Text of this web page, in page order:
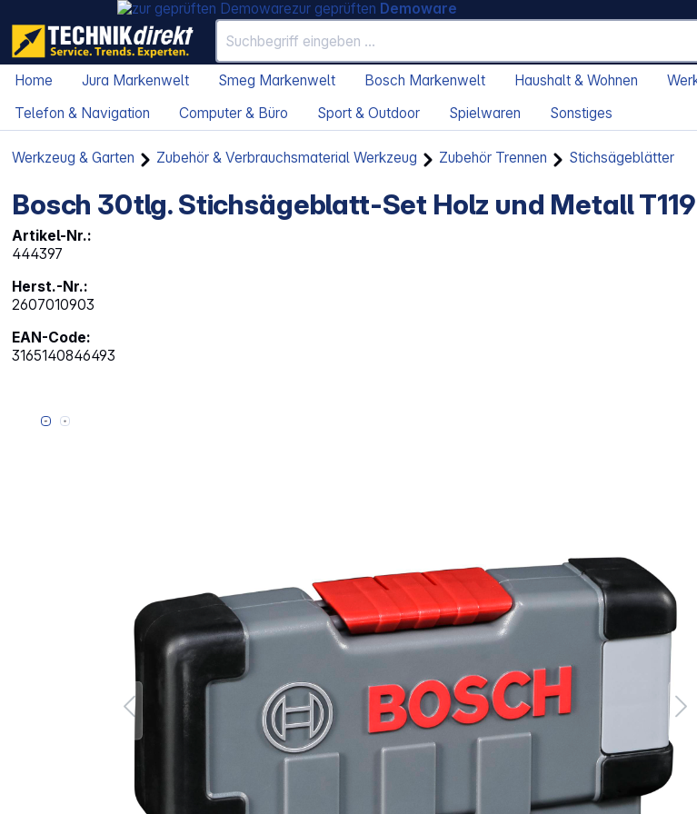
zur geprüften Demoware
Home Jura Markenwelt Smeg Markenwelt Bosch Markenwelt Haushalt & Wohnen
Telefon & Navigation
Computer & Büro Sport & Outdoor Spielwaren Sonstiges
Werkzeug & Garten Zubehör & Verbrauchsmaterial Werkzeug Zubehör Trennen Stichsägeblätter
Bosch 30tlg. Stichsägeblatt-Set Holz und Metall
Artikel-Nr.:
444397
Herst.-Nr.:
2607010903
EAN-Code:
3165140846493
Bildergalerie überspringen